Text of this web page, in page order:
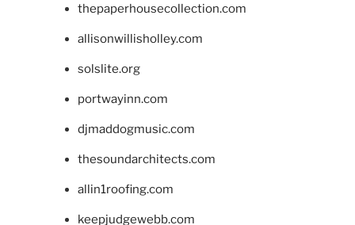
thepaperhousecollection.com
allisonwillisholley.com
solslite.org
portwayinn.com
djmaddogmusic.com
thesoundarchitects.com
allin1roofing.com
keepjudgewebb.com